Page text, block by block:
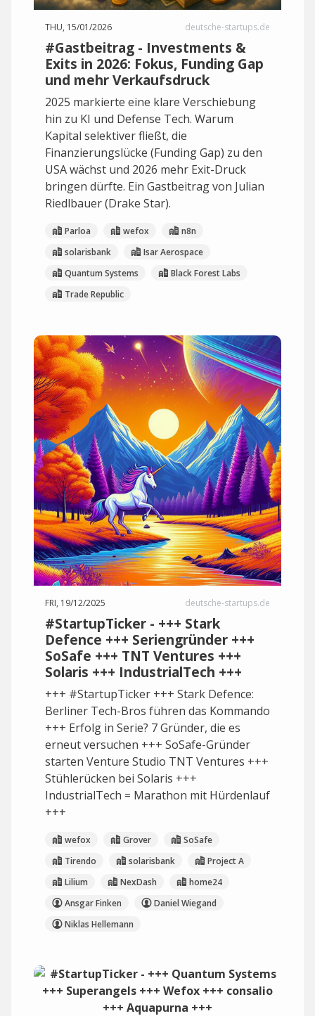
THU, 15/01/2026 deutsche-startups.de
#Gastbeitrag - Investments &
Exits in 2026: Fokus, Funding Gap
und mehr Verkaufsdruck
2025 markierte eine klare Verschiebung
hin zu KI und Defense Tech. Warum
Kapital selektiver fließt, die
Finanzierungslücke (Funding Gap) zu den
USA wächst und 2026 mehr Exit-Druck
bringen dürfte. Ein Gastbeitrag von Julian
Riedlbauer (Drake Star).
Parloa wefox
n8n
solarisbank
Isar Aerospace
Quantum Systems
Black Forest Labs
Trade Republic
FRI, 19/12/2025 deutsche-startups.de
#StartupTicker - +++ Stark
Defence +++ Seriengründer +++
SoSafe +++ TNT Ventures +++
Solaris +++ IndustrialTech +++
+++ #StartupTicker +++ Stark Defence:
Berliner Tech-Bros führen das Kommando
+++ Erfolg in Serie? 7 Gründer, die es
erneut versuchen +++ SoSafe-Gründer
starten Venture Studio TNT Ventures +++
Stühlerücken bei Solaris +++
IndustrialTech = Marathon mit Hürdenlauf
+++
wefox Grover
SoSafe
Tirendo
solarisbank
Project A
Lilium
NexDash
home24
Ansgar Finken
Daniel Wiegand
Niklas Hellemann